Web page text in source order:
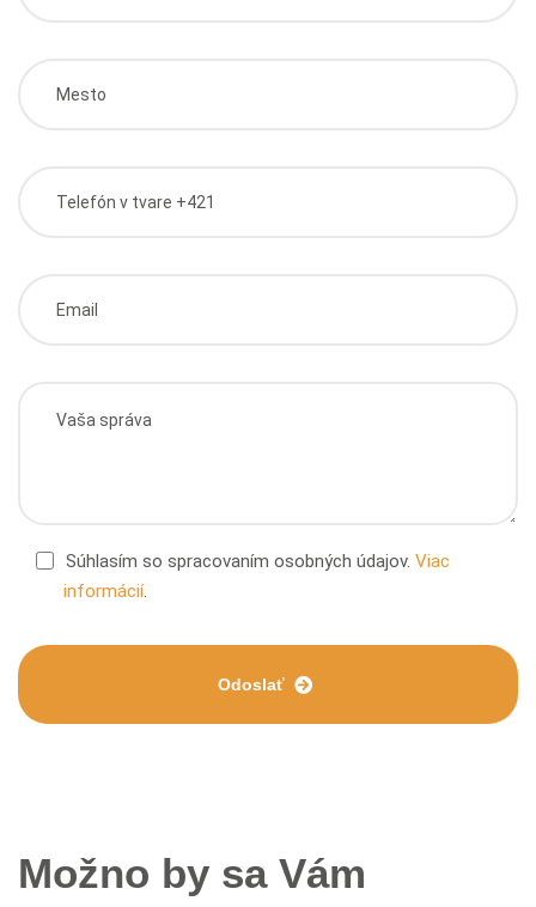
Súhlasím so spracovaním osobných údajov.Viac
informácií.
Odoslať
Možno by sa Vám